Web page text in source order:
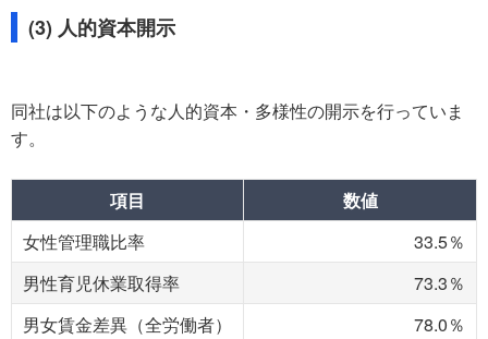
(3) 人的資本開示
同社は以下のような人的資本・多様性の開示を行っていま
す。
項目
数値
女性管理職比率
33.5％
男性育児休業取得率
73.3％
男女賃金差異（全労働者）
78.0％